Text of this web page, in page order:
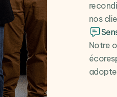
nos
Notre